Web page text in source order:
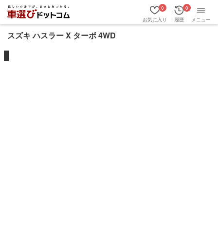
お気に入り
0
履歴
0
メニュー
スズキ ハスラー X ターボ 4WD